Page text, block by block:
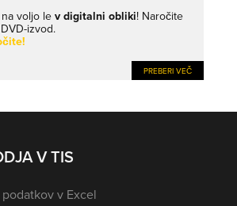
voljo le v digitalni obliki! Naročite
izvod.
PREBERI VEČ
V TIS
v Excel